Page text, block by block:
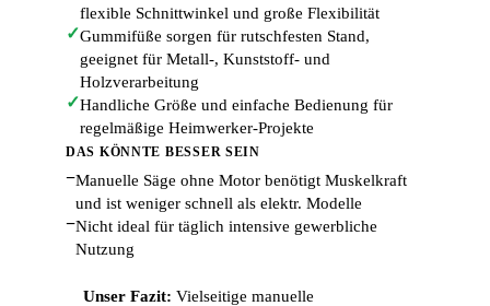
flexible Schnittwinkel und große Flexibilität
✓Gummifüße sorgen für rutschfesten Stand,
geeignet für Metall-, Kunststoff- und
Holzverarbeitung
✓Handliche Größe und einfache Bedienung für
regelmäßige Heimwerker-Projekte
DAS KÖNNTE BESSER SEIN
−Manuelle Säge ohne Motor benötigt Muskelkraft
und ist weniger schnell als elektr. Modelle
−Nicht ideal für täglich intensive gewerbliche
Nutzung
Unser Fazit: Vielseitige manuelle